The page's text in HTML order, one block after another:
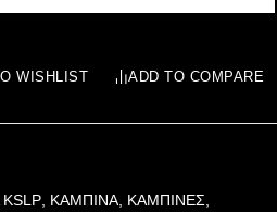
WISHLIST ADD TO COMPARE
, ΚΑΜΠΙΝΑ, ΚΑΜΠΙΝΕΣ,